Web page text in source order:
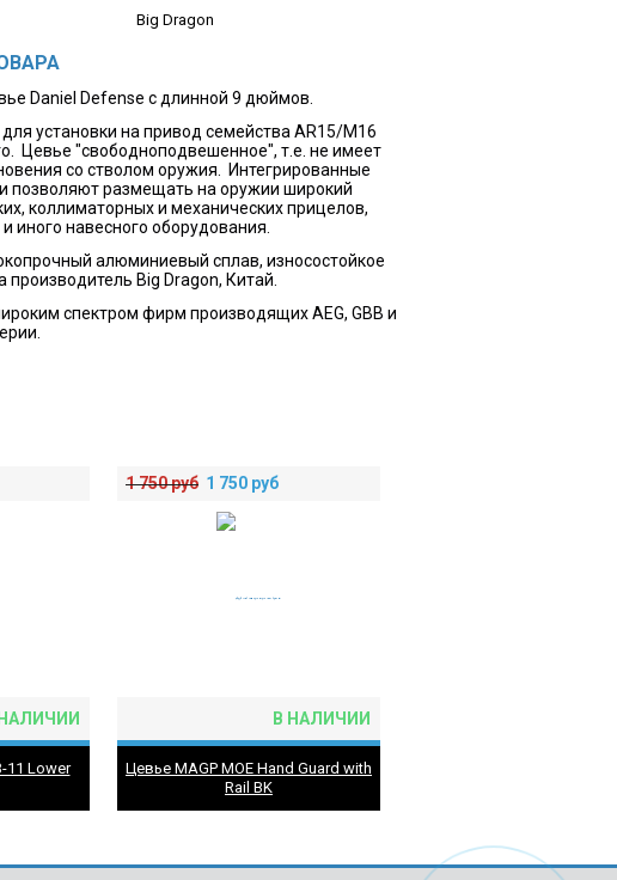
Big Dragon
Daniel Defense с длинной 9 дюймов.
установки на привод семейства AR15/M16
Цевье "свободноподвешенное", т.е. не имеет
со стволом оружия. Интегрированные
позволяют размещать на оружии широкий
коллиматорных и механических прицелов,
иного навесного оборудования.
алюминиевый сплав, износостойкое
Big Dragon, Китай.
спектром фирм производящих AEG, GBB и
11 Lower
1 750руб 1 750 руб
В НАЛИЧИИ
Цевье MAGP MOE Hand Guard with
Rail BK